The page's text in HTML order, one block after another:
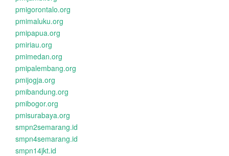
pmigorontalo.org
pmimaluku.org
pmipapua.org
pmiriau.org
pmimedan.org
pmipalembang.org
pmijogja.org
pmibandung.org
pmibogor.org
pmisurabaya.org
smpn2semarang.id
smpn4semarang.id
smpn14jkt.id